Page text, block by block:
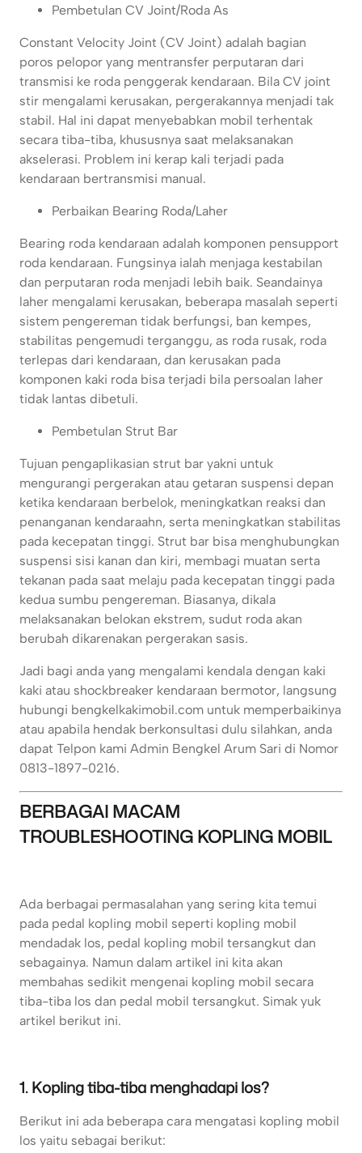
Pembetulan CV Joint/Roda As
Constant Velocity Joint (CV Joint) adalah bagian
poros pelopor yang mentransfer perputaran dari
transmisi ke roda penggerak kendaraan. Bila CV joint
stir mengalami kerusakan, pergerakannya menjadi tak
stabil. Hal ini dapat menyebabkan mobil terhentak
secara tiba-tiba, khususnya saat melaksanakan
akselerasi. Problem ini kerap kali terjadi pada
kendaraan bertransmisi manual.
Perbaikan Bearing Roda/Laher
Bearing roda kendaraan adalah komponen pensupport
roda kendaraan. Fungsinya ialah menjaga kestabilan
dan perputaran roda menjadi lebih baik. Seandainya
laher mengalami kerusakan, beberapa masalah seperti
sistem pengereman tidak berfungsi, ban kempes,
stabilitas pengemudi terganggu, as roda rusak, roda
terlepas dari kendaraan, dan kerusakan pada
komponen kaki roda bisa terjadi bila persoalan laher
tidak lantas dibetuli.
Pembetulan Strut Bar
Tujuan pengaplikasian strut bar yakni untuk
mengurangi pergerakan atau getaran suspensi depan
ketika kendaraan berbelok, meningkatkan reaksi dan
penanganan kendaraahn, serta meningkatkan stabilitas
pada kecepatan tinggi. Strut bar bisa menghubungkan
suspensi sisi kanan dan kiri, membagi muatan serta
tekanan pada saat melaju pada kecepatan tinggi pada
kedua sumbu pengereman. Biasanya, dikala
melaksanakan belokan ekstrem, sudut roda akan
berubah dikarenakan pergerakan sasis.
Jadi bagi anda yang mengalami kendala dengan kaki
kaki atau shockbreaker kendaraan bermotor, langsung
hubungi bengkelkakimobil.com untuk memperbaikinya
atau apabila hendak berkonsultasi dulu silahkan, anda
dapat Telpon kami Admin Bengkel Arum Sari di Nomor
0813-1897-0216.
BERBAGAI MACAM
TROUBLESHOOTING KOPLING MOBIL
Ada berbagai permasalahan yang sering kita temui
pada pedal kopling mobil seperti kopling mobil
mendadak los, pedal kopling mobil tersangkut dan
sebagainya. Namun dalam artikel ini kita akan
membahas sedikit mengenai kopling mobil secara
tiba-tiba los dan pedal mobil tersangkut. Simak yuk
artikel berikut ini.
1. Kopling tiba-tiba menghadapi los?
Berikut ini ada beberapa cara mengatasi kopling mobil
los yaitu sebagai berikut: